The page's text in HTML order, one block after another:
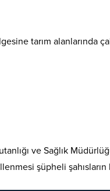
tarım alanlarında
ve Sağlık
şüpheli